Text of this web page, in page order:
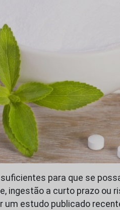
suficientes para que se
ingestão a curto prazo ou
um estudo publicado